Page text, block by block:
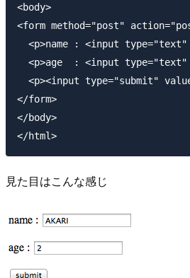
<body>
<form method="post"
<p>name : <input
<p>age  : <input
<p><input type="submit"
</form>
</body>
見た目はこんな感じ